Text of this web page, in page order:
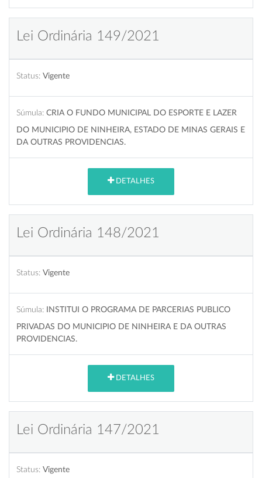
Lei Ordinária 149/2021
Status: Vigente
Súmula: CRIA O FUNDO MUNICIPAL DO ESPORTE E LAZER
DO MUNICIPIO DE NINHEIRA, ESTADO DE MINAS GERAIS E
DA OUTRAS PROVIDENCIAS.
DETALHES
Lei Ordinária 148/2021
Status: Vigente
Súmula:
INSTITUI O PROGRAMA DE PARCERIAS PUBLICO
PRIVADAS DO MUNICIPIO DE NINHEIRA E DA OUTRAS
PROVIDENCIAS.
DETALHES
Lei Ordinária 147/2021
Status: Vigente